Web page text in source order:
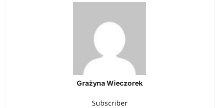
Grażyna Wieczorek
Subscriber